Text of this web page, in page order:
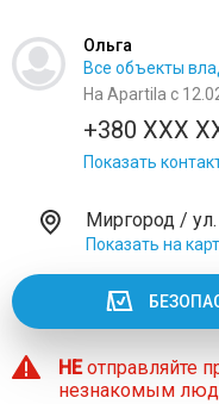
Ольга
Все объекты
На Apartila с
+380 XXX
Показать
Миргород / ул.
Показать на
НЕотправляйте
незнакомым